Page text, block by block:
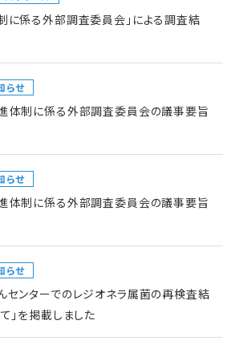
に係る外部調査委員会」による調査結
らせ
体制に係る外部調査委員会の議事要旨
らせ
体制に係る外部調査委員会の議事要旨
らせ
センターでのレジオネラ属菌の再検査結
」を掲載しました